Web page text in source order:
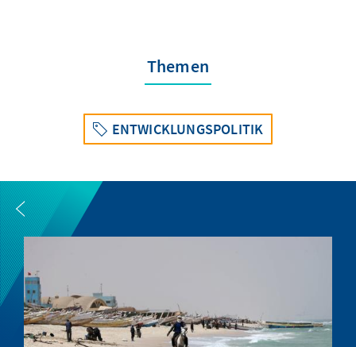
Themen
ENTWICKLUNGSPOLITIK